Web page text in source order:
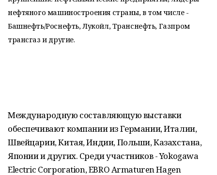
нефтяного машиностроения страны, в том числе -
Башнефть/Роснефть, Лукойл, Транснефть, Газпром
трансгаз и другие.
Международную составляющую выставки
обеспечивают компании из Германии, Италии,
Швейцарии, Китая, Индии, Польши, Казахстана,
Японии и других. Среди участников - Yokogawa
Electric Corporation, EBRO Armaturen Hagen